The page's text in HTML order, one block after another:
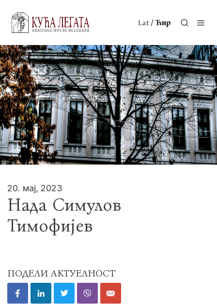
Lat /Ћир
20. мај, 2023
Нада Симулов
Тимофијев
ПОДЕЛИ АКТУЕЛНОСТ